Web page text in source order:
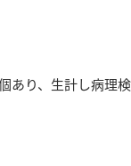
り、生計し病理検